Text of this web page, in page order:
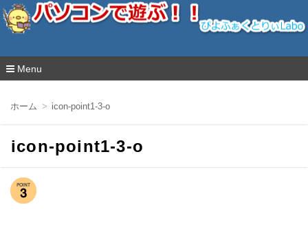
ぴよふぁくとりぃLabo
Menu
ン
ホーム icon-point1-3-o
icon-point1-3-o